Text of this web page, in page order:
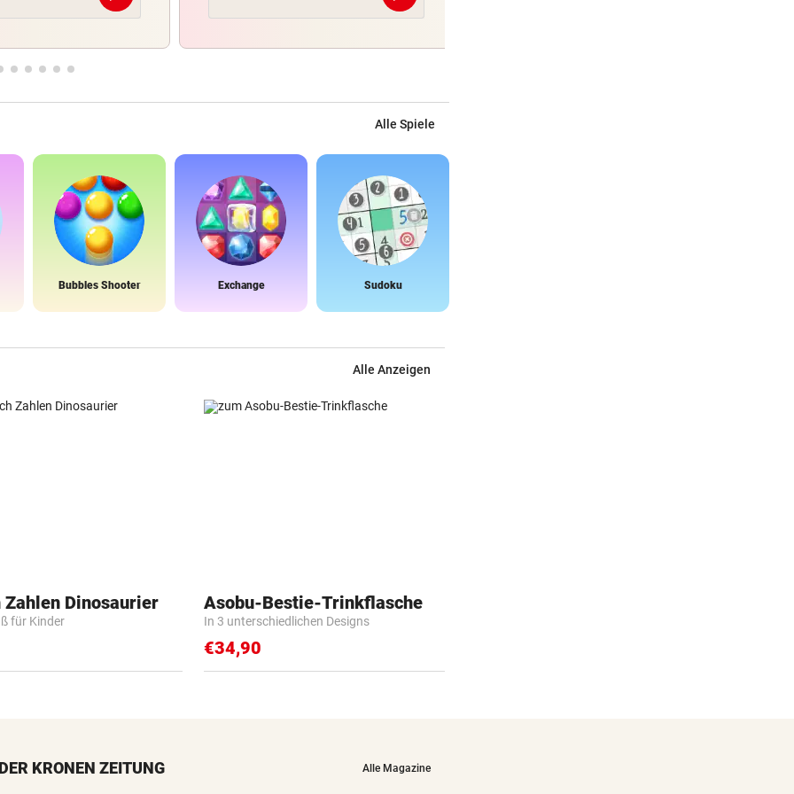
Alle Spiele
Bubbles Shooter Exchange Sudoku
Alle Anzeigen
Zahlen Dinosaurier
für Kinder
Asobu-Bestie-Trinkflasche
In 3 unterschiedlichen Designs
€34,90
KRONEN ZEITUNG Alle Magazine